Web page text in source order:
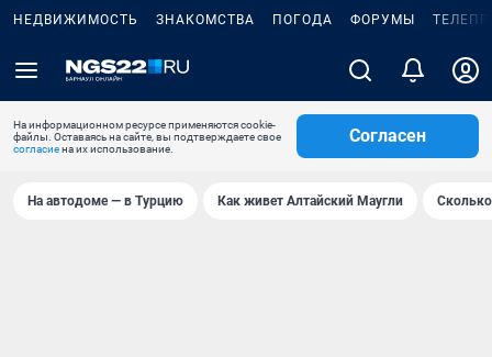
НЕДВИЖИМОСТЬ ЗНАКОМСТВА ПОГОДА ФОРУМЫ
На информационном ресурсе применяются cookie-
файлы. Оставаясь на сайте, вы подтверждаете свое
согласиена их использование.
Согласен
На автодоме — в Турцию Как живет Алтайский Маугли